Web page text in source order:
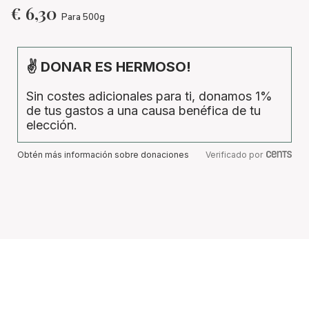
€ 6,30 Para 500g
✌ DONAR ES HERMOSO!
Sin costes adicionales para ti, donamos 1%
de tus gastos a una causa benéfica de tu
elección.
Obtén más información sobre donaciones Verificado por